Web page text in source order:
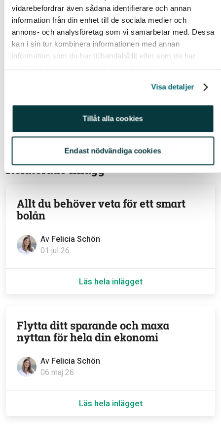
vidarebefordrar även sådana identifierare och annan
information från din enhet till de sociala medier och
annons- och analysföretag som vi samarbetar med. Dessa
kan i sin tur kombinera informationen med annan
information som du har tillhandahållit eller som de har
Visa detaljer
Tillåt alla cookies
Endast nödvändiga cookies
//Johanna
Avkastningen kan också öka eller minska på grund av förändringar i valutakursen. Vi reserverar
Relaterade ämnen
@johannakull (220) Bolån (78) Sparekonom (299)
Relaterade inlägg
Av Felicia Schön
01 jul 26
Allt du behöver veta för ett smart
bolån
Läs hela inlägget
Av Felicia Schön
06 maj 26
Flytta ditt sparande och maxa
nyttan för hela din ekonomi
Läs hela inlägget